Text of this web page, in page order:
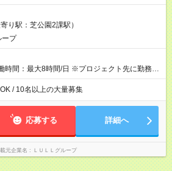
＋交通費＋各種手当 ※固定残業代（30時間/6
含む。超過分は追加支給いたします 能力やス
給を決定。経験者の方は前給考慮も可能で
かり給与で還元しています。 実際にほぼ全員
率は業界高水準の
磨いた分だけ、収入アップも目指せる環境で
本採用時と異なる部分があります。 雇用形態：
員） 給与：月給 230,000円以上 上記額にはみ
ます。※超過分は全額支給いたします。 みな
ます ※研修期間中（最大12ヶ月間）も、試用期
り駅：芝公園2課駅）
ープ
時間：最大8時間/日 ※プロジェクト先に勤務時
～18時00分 平均残業時間：月10時間以内
/ 10名以上の大量募集
応募する 詳細へ
元企業名 ＬＵＬＬグループ